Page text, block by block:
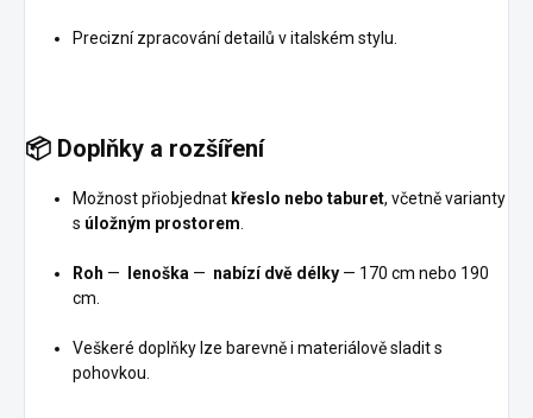
Precizní zpracování detailů v italském stylu.
📦 Doplňky a rozšíření
Možnost přiobjednat křeslo nebo taburet, včetně varianty
s úložným prostorem.
Roh — lenoška — nabízí dvě délky — 170 cm nebo 190
cm.
Veškeré doplňky lze barevně i materiálově sladit s
pohovkou.